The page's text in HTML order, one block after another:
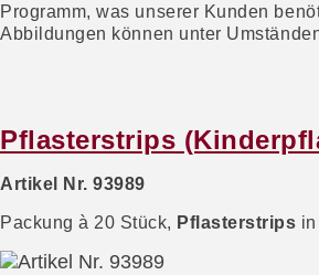
Programm, was unserer Kunden
Abbildungen können unter
Pflasterstrips
Artikel Nr. 93989
Packung à 20 Stück, Pflasterstrips